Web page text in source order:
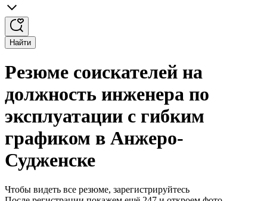
Найти
Резюме соискателей на
должность инженера по
эксплуатации с гибким
графиком в Анжеро-
Судженске
Чтобы видеть все резюме, зарегистрируйтесь